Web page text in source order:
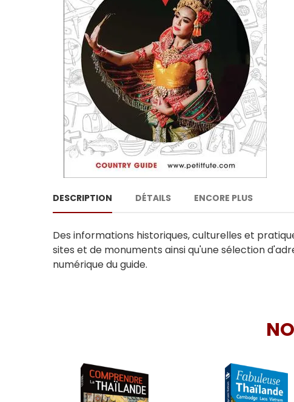
DESCRIPTION DÉTAILS ENCORE PLUS
Des informations historiques, culturelles et
sites et de monuments ainsi qu'une sélection
numérique du guide.